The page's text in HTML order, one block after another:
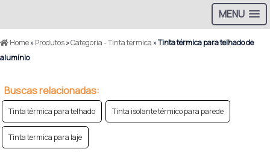
MENU
Home»Produtos»Categoria - Tinta térmica »Tinta térmica para telhado de
alumínio
Buscas relacionadas:
Tinta térmica para telhado Tinta isolante térmico para parede
Tinta termica para laje